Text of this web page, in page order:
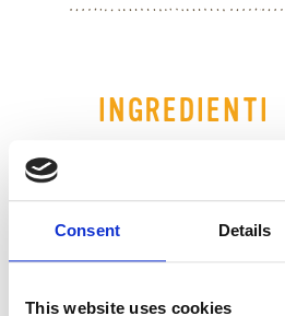
Consent Details
This website uses cookies
INGREDIENTI
60 g di speck tagliato a